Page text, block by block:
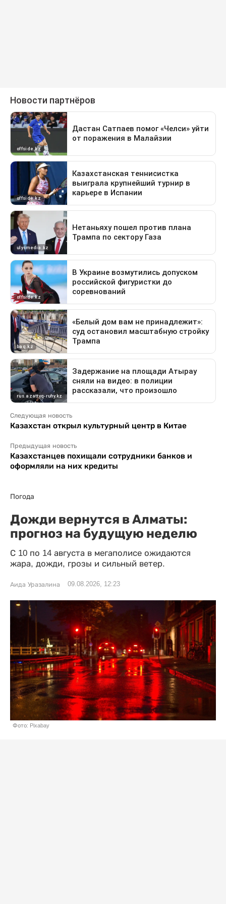
Следующая новость
Казахстан открыл культурный центр в Китае
Предыдущая новость
Казахстанцев похищали сотрудники банков и
оформляли на них кредиты
Погода
Дожди вернутся в Алматы:
прогноз на будущую неделю
С 10 по 14 августа в мегаполисе ожидаются
жара, дожди, грозы и сильный ветер.
Аида Уразалина 09.08.2026, 12:23
Фото: Pixabay